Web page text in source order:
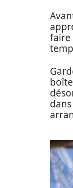
faire